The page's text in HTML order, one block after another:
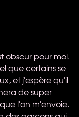
obscur pour moi.
que certains se
et j'espère qu'il
de super
l'on m'envoie.